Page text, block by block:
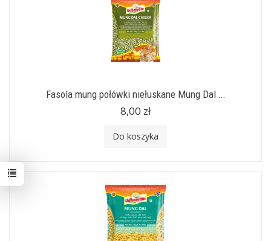
Fasola mung połówki niełuskane Mung Dal ...
8,00 zł
Do koszyka